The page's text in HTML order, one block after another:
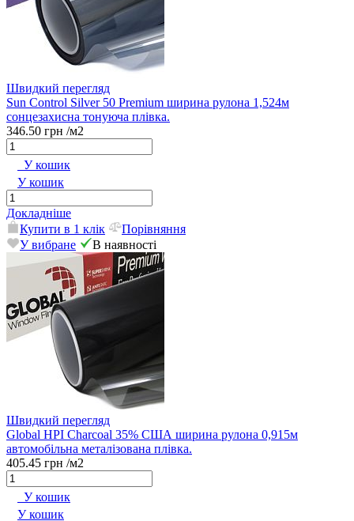
Швидкий перегляд
Sun Control Silver 50 Premium ширина рулона 1,524м
сонцезахисна тонуюча плівка.
346.50 грн /м2
У кошик
У кошик
Докладніше
Купити в 1 клік
Порівняння
У вибране
В наявності
Швидкий перегляд
Global HPI Charcoal 35% США ширина рулона 0,915м
автомобільна металізована плівка.
405.45 грн /м2
У кошик
У кошик